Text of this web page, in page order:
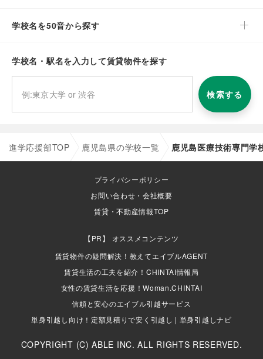
学校名を50音から探す
学校名・駅名を入力して賃貸物件を探す
検索する
進学応援部TOP 鹿児島県の学校一覧 鹿児島医療技術専門学
プライバシーポリシー
お問い合わせ・会社概要
賃貸・不動産情報TOP
オススメコンテンツ
賃貸物件の疑問解決！教えてエイブルAGENT
賃貸生活の工夫を紹介！CHINTAI情報局
女性の賃貸生活を応援！Woman.CHINTAI
信頼と安心のエイブル引越サービス
単身引越し向け！定額見積りで安く引越し | 単身引越しナビ
COPYRIGHT (C) ABLE INC. ALL RIGHTS RESERVED.